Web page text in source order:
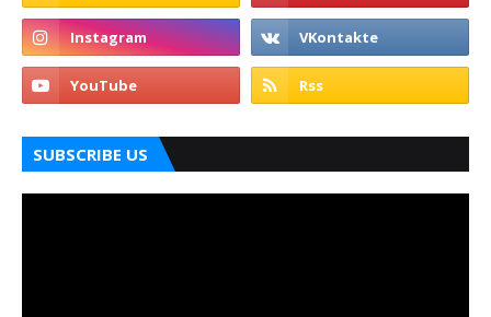
SUBSCRIBE US